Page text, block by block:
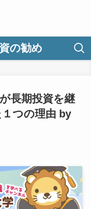
の勧め
長期投資を継
つの理由 by